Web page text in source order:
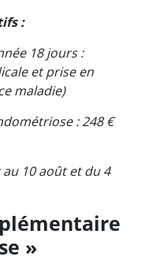
:
18 jours :
et prise en
maladie)
: 248 €
10 août et du 4
»